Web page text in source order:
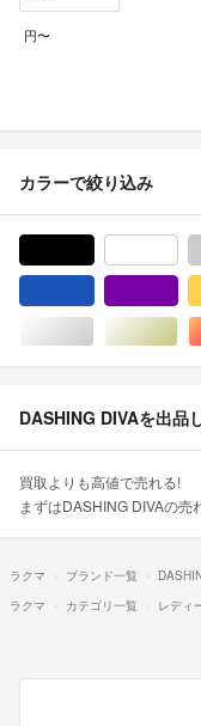
円〜
カラーで絞り込み
シルバー/銀色
DASHING DIVAを出品
買取よりも高値で売れる!
まずはDASHING DIVAの売
ラクマ ブランド一覧
ラクマ
カテゴリ一覧 レディ